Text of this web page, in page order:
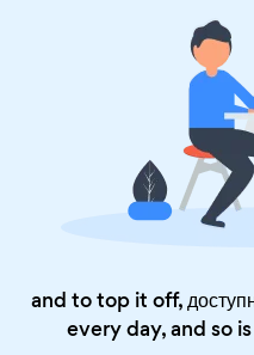
and to top it off,
every day, and so